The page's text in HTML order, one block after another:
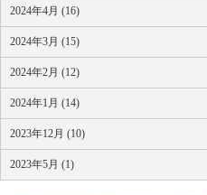
2024年4月 (16)
2024年3月 (15)
2024年2月 (12)
2024年1月 (14)
2023年12月 (10)
2023年5月 (1)